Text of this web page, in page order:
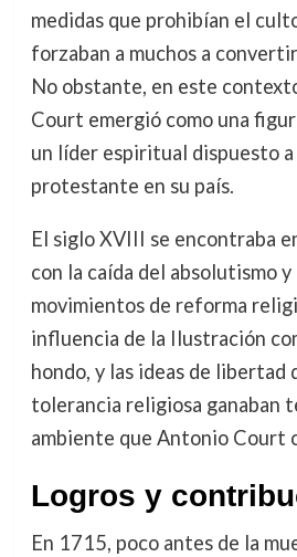
medidas que prohibían el
forzaban a muchos a
No obstante, en este
Court emergió como una
un líder espiritual dispuesto
protestante en su país.
El siglo XVIII se encontraba
con la caída del absolutismo
movimientos de reforma
influencia de la Ilustración
hondo, y las ideas de libertad
tolerancia religiosa ganaban
ambiente que Antonio Court
Logros y
En 1715, poco antes de la